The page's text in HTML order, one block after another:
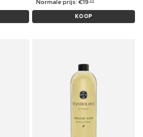
Normale prijs:€19
KOOP